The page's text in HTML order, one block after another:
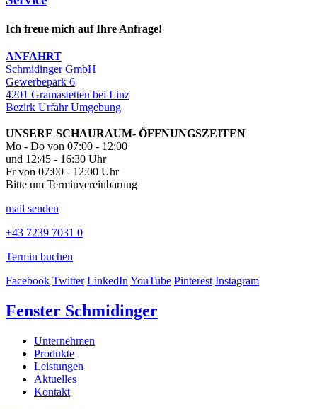
Ich freue mich auf Ihre Anfrage!
ANFAHRT
Schmidinger GmbH
Gewerbepark 6
4201 Gramastetten bei Linz
Bezirk Urfahr Umgebung
UNSERE SCHAURAUM- ÖFFNUNGSZEITEN
Mo - Do von 07:00 - 12:00
und 12:45 - 16:30 Uhr
Fr von 07:00 - 12:00 Uhr
Bitte um Terminvereinbarung
mail senden
+43 7239 7031 0
Termin buchen
Facebook Twitter LinkedInYouTube Pinterest Instagram
Fenster Schmidinger
Unternehmen
Produkte
Leistungen
Aktuelles
Kontakt